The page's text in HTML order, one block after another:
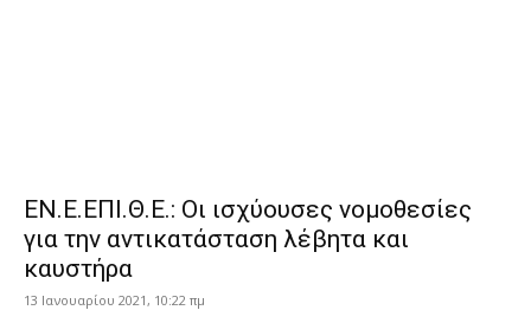
ΕΝ.Ε.ΕΠΙ.Θ.Ε.: Οι ισχύουσες νομοθεσίες
για την αντικατάσταση λέβητα και
καυστήρα
13 Ιανουαρίου 2021, 10:22 πμ